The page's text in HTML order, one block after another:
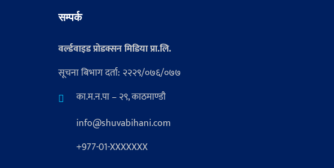
सम्पर्क
वर्ल्डवाइड प्रोडक्सन मिडिया प्रा.लि.
सूचना बिभाग दर्ता: २२२९/०७६/०७७
का.म.न.पा – २९, काठमाण्डौ
info@shuvabihani.com
+977-01-XXXXXXX